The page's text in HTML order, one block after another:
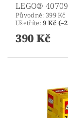
LEGO®
Původně: 399 Kč
Ušetříte:9 Kč
390 Kč